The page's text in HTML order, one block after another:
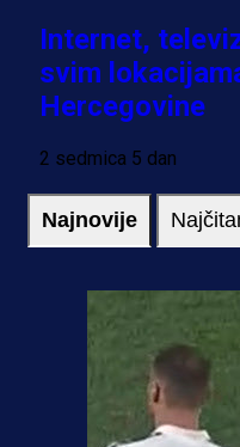
Internet,
svim
Hercegovine
2 sedmica 5 dan
Najnovije